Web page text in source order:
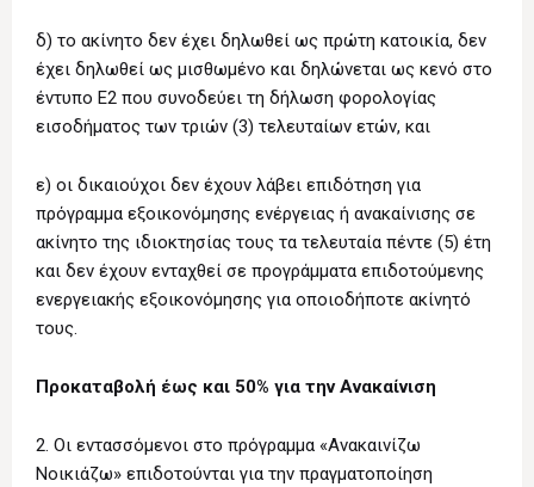
δ) το ακίνητο δεν έχει δηλωθεί ως πρώτη κατοικία, δεν
έχει δηλωθεί ως μισθωμένο και δηλώνεται ως κενό στο
έντυπο Ε2 που συνοδεύει τη δήλωση φορολογίας
εισοδήματος των τριών (3) τελευταίων ετών, και
ε) οι δικαιούχοι δεν έχουν λάβει επιδότηση για
πρόγραμμα εξοικονόμησης ενέργειας ή ανακαίνισης σε
ακίνητο της ιδιοκτησίας τους τα τελευταία πέντε (5) έτη
και δεν έχουν ενταχθεί σε προγράμματα επιδοτούμενης
ενεργειακής εξοικονόμησης για οποιοδήποτε ακίνητό
τους.
Προκαταβολή έως και 50% για την Ανακαίνιση
2. Οι εντασσόμενοι στο πρόγραμμα «Ανακαινίζω
Νοικιάζω» επιδοτούνται για την πραγματοποίηση